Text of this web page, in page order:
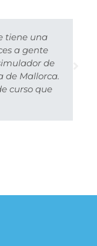
tiene una
a gente
de
de Mallorca.
curso que